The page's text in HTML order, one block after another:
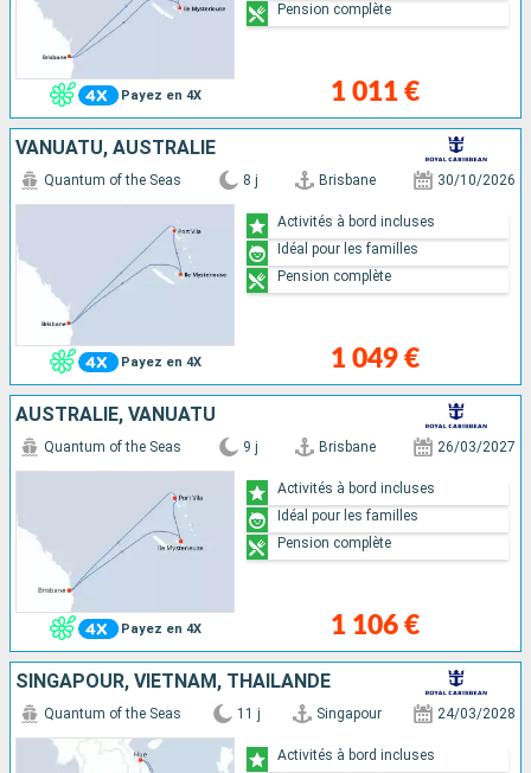
Payez en 4X 1 011 €
Pension complète
VANUATU, AUSTRALIE
Payez en 4X
Quantum of the Seas 8 j Brisbane 30/10/2026
1 049 €
Activités à bord incluses
Idéal pour les familles
Pension complète
AUSTRALIE, VANUATU
Payez en 4X
Quantum of the Seas 9 j Brisbane 26/03/2027
1 106 €
Activités à bord incluses
Idéal pour les familles
Pension complète
SINGAPOUR, VIETNAM, THAÏLANDE
Quantum of the Seas 11 j Singapour 24/03/2028
Activités à bord incluses